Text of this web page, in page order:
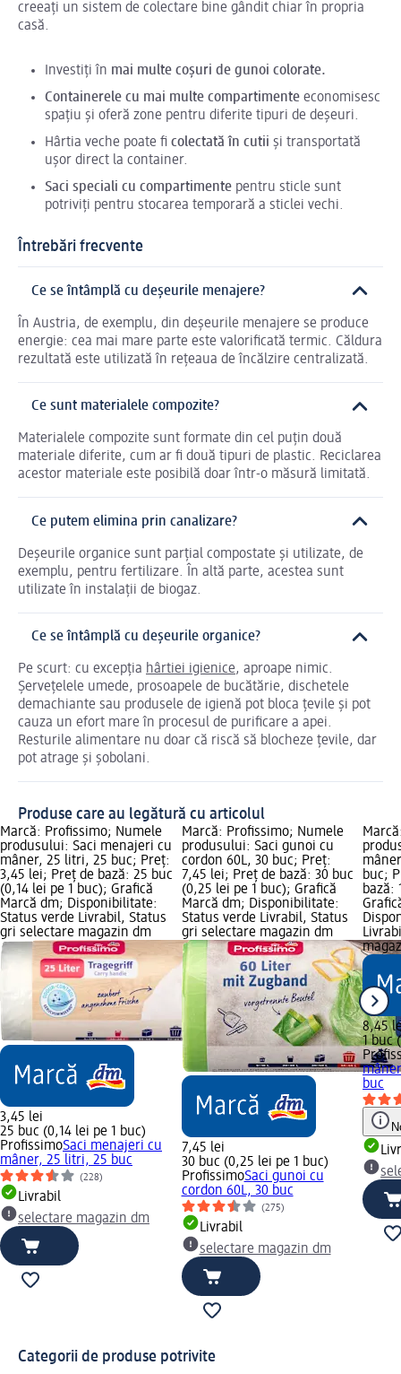
creeați un sistem de colectare bine gândit chiar în propria
casă.
Investiți în mai multe coșuri de gunoi colorate.
Containerele cu mai multe compartimente economisesc
spațiu și oferă zone pentru diferite tipuri de deșeuri.
Hârtia veche poate fi colectată în cutii și transportată
ușor direct la container.
Saci speciali cu compartimente pentru sticle sunt
potriviți pentru stocarea temporară a sticlei vechi.
Întrebări frecvente
Ce se întâmplă cu deșeurile menajere?
În Austria, de exemplu, din deșeurile menajere se produce
energie: cea mai mare parte este valorificată termic. Căldura
rezultată este utilizată în rețeaua de încălzire centralizată.
Ce sunt materialele compozite?
Materialele compozite sunt formate din cel puțin două
materiale diferite, cum ar fi două tipuri de plastic. Reciclarea
acestor materiale este posibilă doar într-o măsură limitată.
Ce putem elimina prin canalizare?
Deșeurile organice sunt parțial compostate și utilizate, de
exemplu, pentru fertilizare. În altă parte, acestea sunt
utilizate în instalații de biogaz.
Ce se întâmplă cu deșeurile organice?
Pe scurt: cu excepția hârtiei igienice, aproape nimic.
Șervețelele umede, prosoapele de bucătărie, dischetele
demachiante sau produsele de igienă pot bloca țevile și pot
cauza un efort mare în procesul de purificare a apei.
Resturile alimentare nu doar că riscă să blocheze țevile, dar
pot atrage și șobolani.
Produse care au legătură cu articolul
Marcă: Profissimo; Numele
produsului: Saci menajeri cu
mâner, 25 litri, 25 buc; Preț:
3,45 lei; Preț de bază: 25 buc
(0,14 lei pe 1 buc); Grafică
Marcă dm; Disponibilitate:
Status verde Livrabil, Status
gri selectare magazin dm
3,45 lei
25 buc (0,14 lei pe 1 buc)
ProfissimoSaci menajeri cu
mâner, 25 litri, 25 buc
(228)
Livrabil
selectare magazin dm
Marcă: Profissimo; Numele
produsului: Saci gunoi cu
cordon 60L, 30 buc; Preț:
7,45 lei; Preț de bază: 30 buc
(0,25 lei pe 1 buc); Grafică
Marcă dm; Disponibilitate:
Status verde Livrabil, Status
gri selectare magazin dm
7,45 lei
30 buc (0,25 lei pe 1 buc)
ProfissimoSaci gunoi cu
cordon 60L, 30 buc
(275)
Livrabil
selectare magazin dm
buc;
bază:
8,45
1 buc
buc
Categorii de produse potrivite